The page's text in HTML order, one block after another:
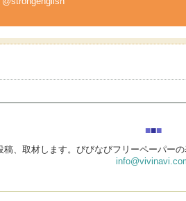
■■■
稿、取材します。びびなびフリーペーパー